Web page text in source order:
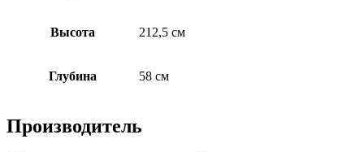
Высота 212,5 см
Глубина 58 см
Производитель